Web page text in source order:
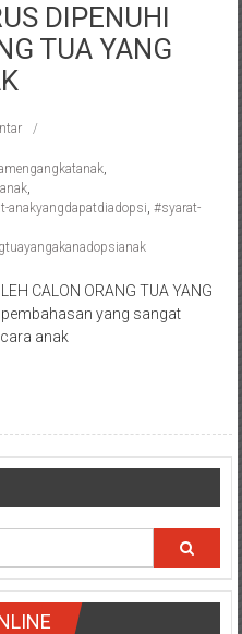
Mungkid/Demak/
DIPENUHI
TUA YANG
,
,
anakyangdapatdiadopsi, #syarat-
CALON ORANG TUA YANG
pembahasan yang sangat
anak